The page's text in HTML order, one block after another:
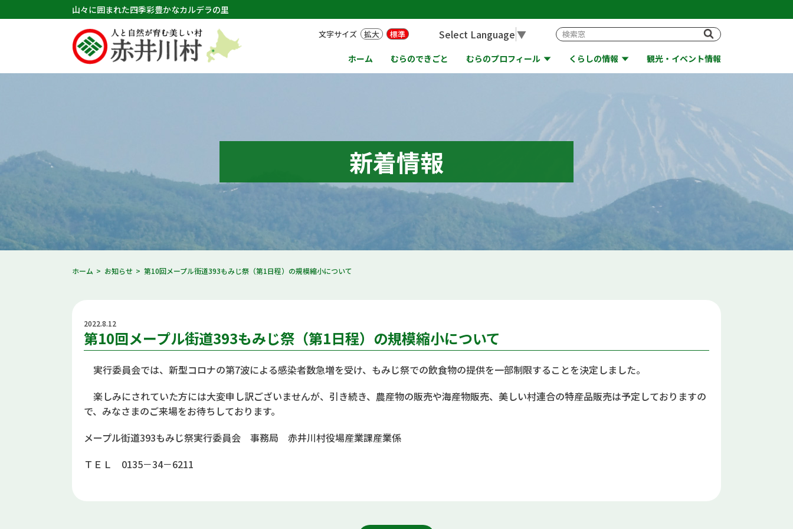
山々に囲まれた四季彩豊かなカルデラの里
ホーム むらのできごと むらのプロフィール くらしの情報 観光・イベント情報
文字サイズ 拡大 標準 Select Language▼
新着情報
ホーム お知らせ 第10回メープル街道393もみじ祭（第1日程）の規模縮小について
2022.8.12
第10回メープル街道393もみじ祭（第1日程）の規模縮小について
実行委員会では、新型コロナの第7波による感染者数急増を受け、もみじ祭での飲食物の提供を一部制限することを決定しました。
楽しみにされていた方には大変申し訳ございませんが、引き続き、農産物の販売や海産物販売、美しい村連合の特産品販売は予定しておりますの
で、みなさまのご来場をお待ちしております。
メープル街道393もみじ祭実行委員会 事務局 赤井川村役場産業課産業係
ＴＥＬ 0135－34－6211